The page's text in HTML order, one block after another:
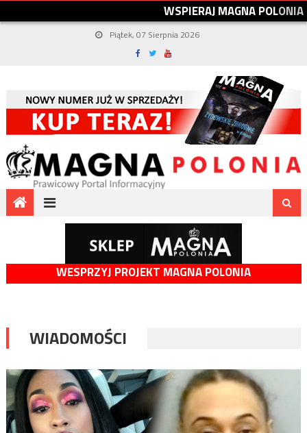
WSPIERAJMAGNAPOLONIA
Piątek, 07 Sierpnia 2026
WESPRZYJ PROJEKT MAGNA POLONIA
WIADOMOŚCI